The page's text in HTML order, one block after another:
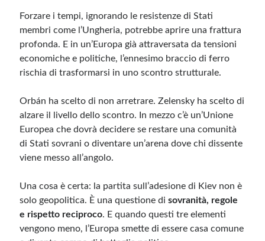
Forzare i tempi, ignorando le resistenze di Stati
membri come l’Ungheria, potrebbe aprire una frattura
profonda. E in un’Europa già attraversata da tensioni
economiche e politiche, l’ennesimo braccio di ferro
rischia di trasformarsi in uno scontro strutturale.
Orbán ha scelto di non arretrare. Zelensky ha scelto di
alzare il livello dello scontro. In mezzo c’è un’Unione
Europea che dovrà decidere se restare una comunità
di Stati sovrani o diventare un’arena dove chi dissente
viene messo all’angolo.
Una cosa è certa: la partita sull’adesione di Kiev non è
solo geopolitica. È una questione disovranità, regole
e rispetto reciproco. E quando questi tre elementi
vengono meno, l’Europa smette di essere casa comune